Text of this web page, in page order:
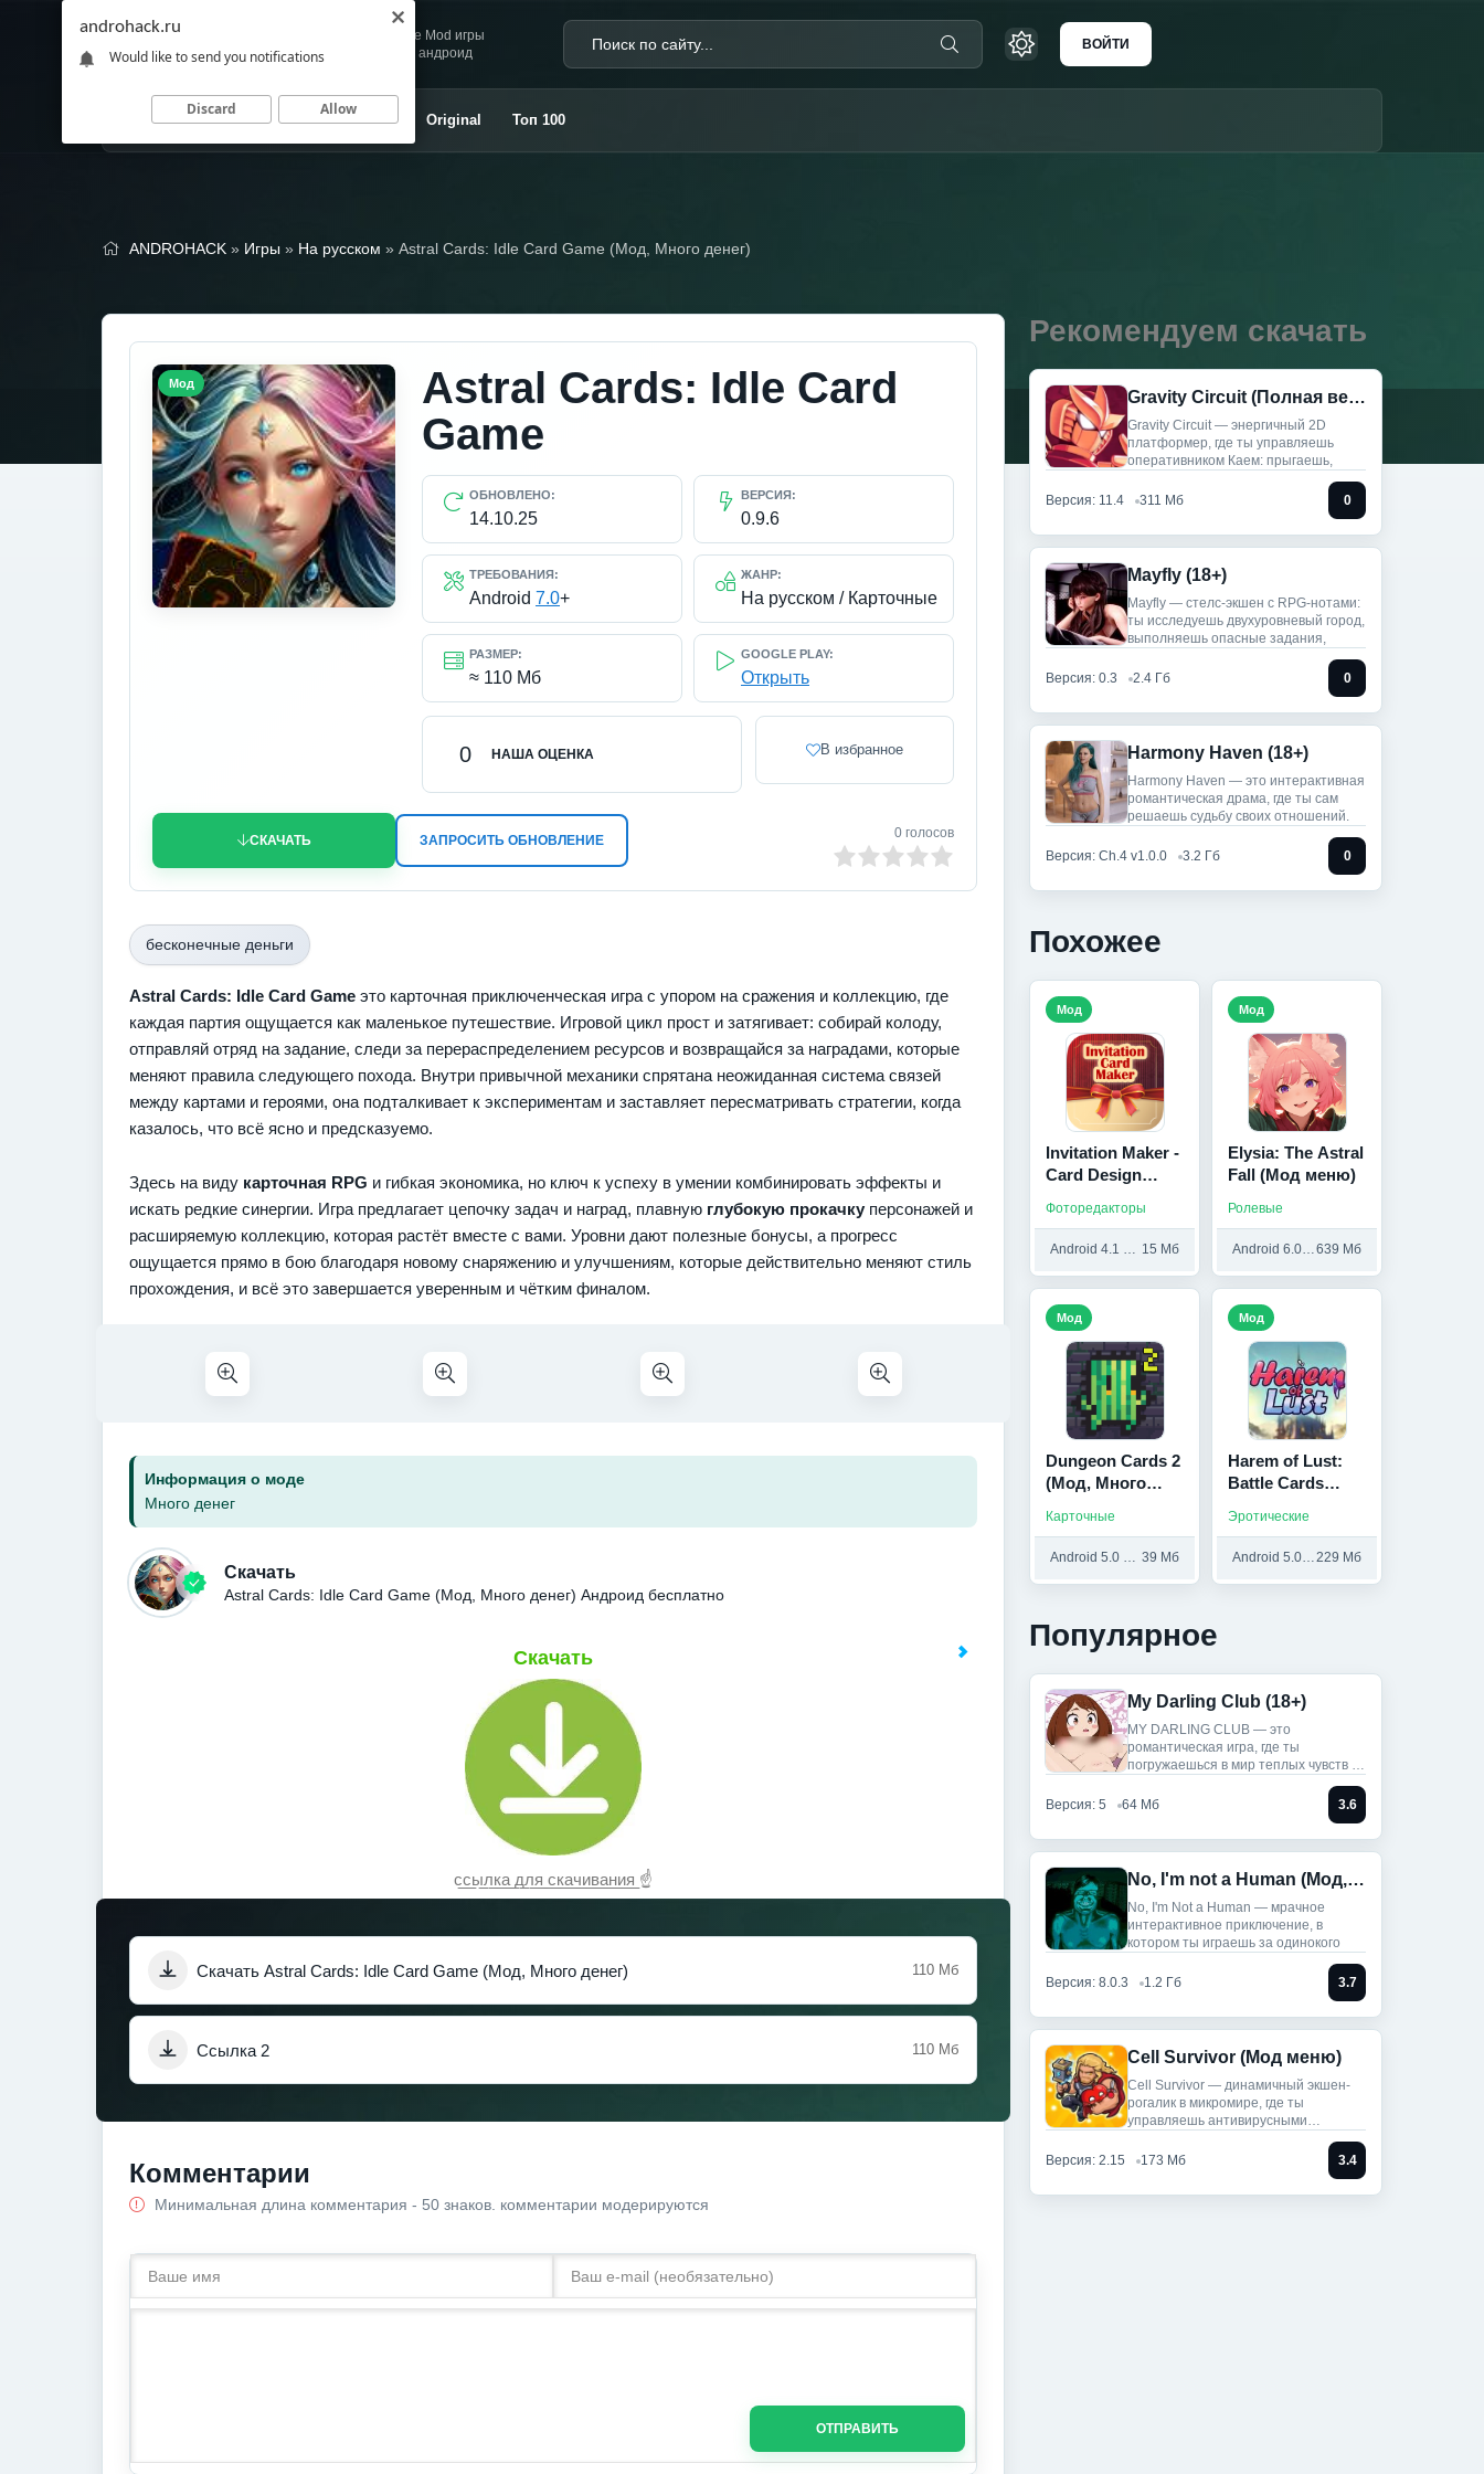
Andro
HACK
Скачивай любимые Mod игры
и приложения для андроид
ВОЙТИ
Главная Игры Приложения Original Топ 100
ANDROHACK » Игры » На русском » Astral Cards: Idle Card Game (Мод, Много денег)
Astral Cards: Idle Card
Game
ОБНОВЛЕНО:
14.10.25
ВЕРСИЯ:
0.9.6
ТРЕБОВАНИЯ:
Android 7.0+
ЖАНР:
На русском / Карточные
РАЗМЕР:
≈ 110 Мб
GOOGLE PLAY:
Открыть
НАША ОЦЕНКА
0 В избранное
СКАЧАТЬ ЗАПРОСИТЬ ОБНОВЛЕНИЕ 0 голосов
Мод
бесконечные деньги
Astral Cards: Idle Card Game это карточная приключенческая игра с упором на сражения и коллекцию, где
каждая партия ощущается как маленькое путешествие. Игровой цикл прост и затягивает: собирай колоду,
отправляй отряд на задание, следи за перераспределением ресурсов и возвращайся за наградами, которые
меняют правила следующего похода. Внутри привычной механики спрятана неожиданная система связей
между картами и героями, она подталкивает к экспериментам и заставляет пересматривать стратегии, когда
казалось, что всё ясно и предсказуемо.
Здесь на виду карточная RPG и гибкая экономика, но ключ к успеху в умении комбинировать эффекты и
искать редкие синергии. Игра предлагает цепочку задач и наград, плавную глубокую прокачку персонажей и
расширяемую коллекцию, которая растёт вместе с вами. Уровни дают полезные бонусы, а прогресс
ощущается прямо в бою благодаря новому снаряжению и улучшениям, которые действительно меняют стиль
прохождения, и всё это завершается уверенным и чётким финалом.
Информация о моде
Много денег
Скачать
Astral Cards: Idle Card Game (Мод, Много денег) Андроид бесплатно
Скачать
с̲с̲ы̲л̲к̲а̲ ̲д̲л̲я̲ ̲с̲к̲а̲ч̲и̲в̲а̲н̲и̲я̲ ☝
Скачать Astral Cards: Idle Card Game (Мод, Много денег) 110 Мб
Ссылка 2 110 Мб
Комментарии
Минимальная длина комментария - 50 знаков. комментарии модерируются
ОТПРАВИТЬ
Рекомендуем скачать
Gravity Circuit (Полная версия)
Gravity Circuit — энергичный 2D
платформер, где ты управляешь
оперативником Каем: прыгаешь,
Версия: 11.4 311 Мб 0
Mayfly (18+)
Mayfly — стелс‑экшен с RPG-нотами:
ты исследуешь двухуровневый город,
выполняешь опасные задания,
Версия: 0.3 2.4 Гб 0
Harmony Haven (18+)
Harmony Haven — это интерактивная
романтическая драма, где ты сам
решаешь судьбу своих отношений.
Версия: Ch.4 v1.0.0 3.2 Гб 0
Похожее
Invitation Maker -
Card Design
Фоторедакторы
Android 4.1 и выше 15 Мб
Мод
Elysia: The Astral
Fall (Мод меню)
Ролевые
Android 6.0 и выше639 Мб
Мод
Dungeon Cards 2
(Мод, Много
Карточные
Android 5.0 и выше 39 Мб
Мод
Harem of Lust:
Battle Cards
Эротические
Android 5.0 и выше229 Мб
Мод
Популярное
My Darling Club (18+)
MY DARLING CLUB — это
романтическая игра, где ты
погружаешься в мир теплых чувств и
Версия: 5
64 Мб 3.6
No, I'm not a Human (Мод, Unlocked)
No, I'm Not a Human — мрачное
интерактивное приключение, в
котором ты играешь за одинокого
Версия: 8.0.3 1.2 Гб 3.7
Cell Survivor (Мод меню)
Cell Survivor — динамичный экшен-
рогалик в микромире, где ты
управляешь антивирусными
Версия: 2.15
173 Мб 3.4
androhack.ru
Would like to send you notifications
Discard Allow